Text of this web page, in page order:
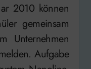
2010 können
gemeinsam
Unternehmen
Aufgabe